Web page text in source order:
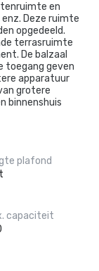
en
Deze ruimte
opgedeeld.
terrasruimte
De balzaal
toegang geven
apparatuur
grotere
binnenshuis
plafond
capaciteit